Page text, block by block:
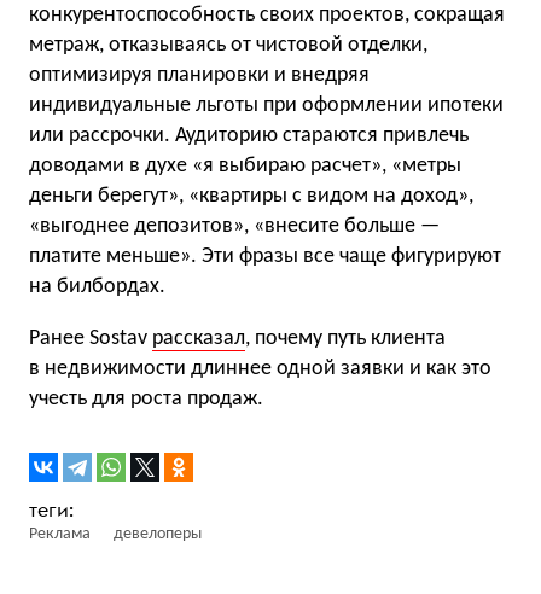
конкурентоспособность своих проектов, сокращая
метраж, отказываясь от чистовой отделки,
оптимизируя планировки и внедряя
индивидуальные льготы при оформлении ипотеки
или рассрочки. Аудиторию стараются привлечь
доводами в духе «я выбираю расчет», «метры
деньги берегут», «квартиры с видом на доход»,
«выгоднее депозитов», «внесите больше —
платите меньше». Эти фразы все чаще фигурируют
на билбордах.
Ранее Sostav рассказал, почему путь клиента
в недвижимости длиннее одной заявки и как это
учесть для роста продаж.
Реклама девелоперы